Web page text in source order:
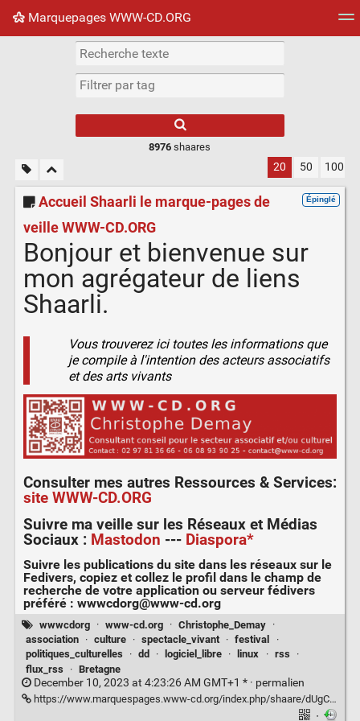
Marquepages WWW-CD.ORG
Nuage de tags Mur d'images
8976 shaares
20 50 100
Épinglé
Accueil Shaarli le marque-pages de
veille WWW-CD.ORG
Bonjour et bienvenue sur
mon agrégateur de liens
Shaarli.
Vous trouverez ici toutes les informations que
je compile à l'intention des acteurs associatifs
et des arts vivants
Consulter mes autres Ressources & Services:
site WWW-CD.ORG
Suivre ma veille sur les Réseaux et Médias
Sociaux: Mastodon --- Diaspora*
Suivre les publications du site dans les réseaux sur le
Fedivers, copiez et collez le profil dans le champ de
recherche de votre application ou serveur fédivers
préféré : wwwcdorg@www-cd.org
wwwcdorg · www-cd.org · Christophe_Demay ·
association
· culture · spectacle_vivant · festival
·
politiques_culturelles
· dd · logiciel_libre · linux · rss
·
flux_rss
· Bretagne
December 10, 2023 at 4:23:26 AM GMT+1 * · permalien
https://www.marquespages.www-cd.org/index.php/shaare/dUgCxQ
·